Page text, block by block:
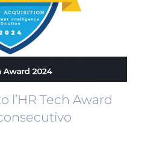
l’HR Tech Award